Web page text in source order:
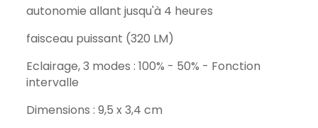
autonomie allant jusqu'à 4 heures
faisceau puissant (320 LM)
Eclairage, 3 modes : 100% - 50% - Fonction
intervalle
Dimensions : 9,5 x 3,4 cm